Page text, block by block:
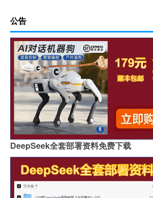
公告
DeepSeek全套部署资料免费下载